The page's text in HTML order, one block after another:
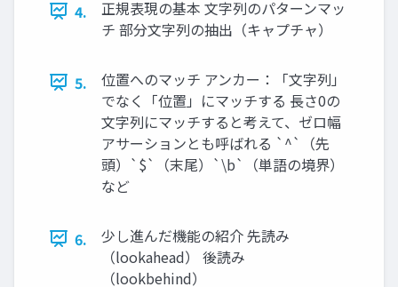
4.
正規表現の基本 文字列のパターンマッ
チ 部分文字列の抽出（キャプチャ）
5.
位置へのマッチ アンカー：「文字列」
でなく「位置」にマッチする 長さ0の
文字列にマッチすると考えて、ゼロ幅
アサーションとも呼ばれる `^`（先
頭）`$`（末尾）`\b`（単語の境界）
など
6.
少し進んだ機能の紹介 先読み
（lookahead） 後読み
（lookbehind）